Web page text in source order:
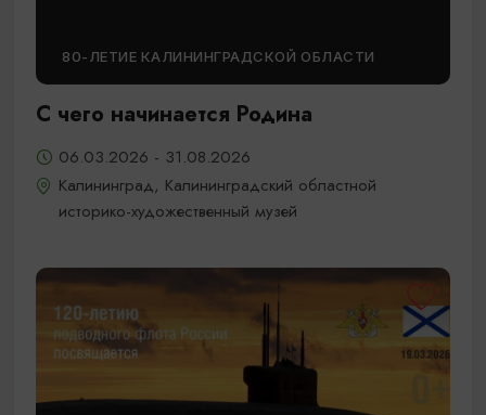
80-ЛЕТИЕ КАЛИНИНГРАДСКОЙ ОБЛАСТИ
С чего начинается Родина
06.03.2026 - 31.08.2026
Калининград, Калининградский областной
историко-художественный музей